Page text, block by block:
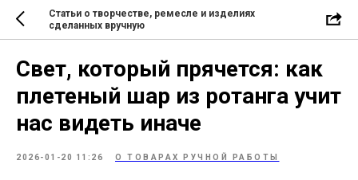
Статьи о творчестве, ремесле и изделиях
сделанных вручную
Свет, который прячется: как
плетеный шар из ротанга учит
нас видеть иначе
2026-01-20 11:26 О ТОВАРАХ РУЧНОЙ РАБОТЫ